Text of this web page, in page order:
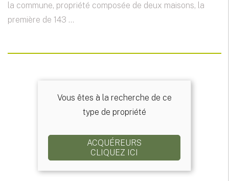
la commune, propriété composée de deux maisons, la
première de 143 ...
Vous êtes à la recherche de ce
type de propriété
ACQUÉREURS
CLIQUEZ ICI